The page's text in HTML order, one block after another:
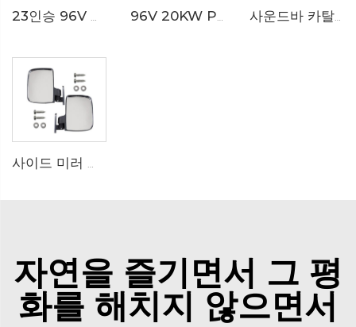
23인승 96V 리튬 이온 배터리 리조트 또는 호텔용 전기 미니버스 LS6230K 96V 20KW PMSM 시스템 LFP 리튬 배터리 23인승 전기 관광 버스 LS6230KF 사운드바 카탈로그
자연을 즐기면서 그 평
화를 해치지 않으면서